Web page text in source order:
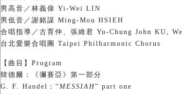
男高音／林義偉 Yi-Wei LIN
男低音／謝銘謀 Ming-Mou HSIEH
合唱指導／古育仲、張維君 Yu-Chung John KU,
台北愛樂合唱團 Taipei Philharmonic Chorus
【曲目】Program
韓德爾：《彌賽亞》第一部分
G. F. Handel：“MESSIAH” part one